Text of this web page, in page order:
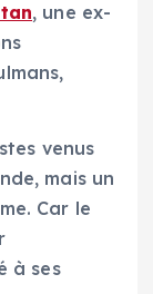
, une ex-
venus
mais un
Car le
à ses